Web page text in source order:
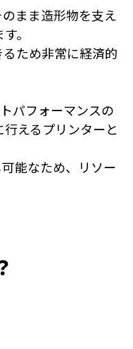
まま造形物を支え
。
ため非常に経済的
パフォーマンスの
えるプリンターと
能なため、リソー